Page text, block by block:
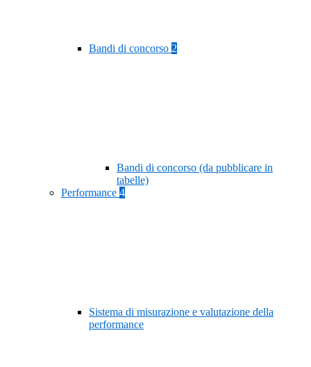
Bandi di concorso 2
Bandi di concorso (da pubblicare in
tabelle)
Performance 4
Sistema di misurazione e valutazione della
performance